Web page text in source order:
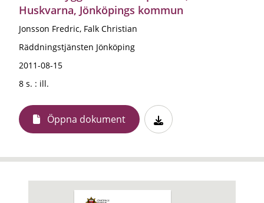
Huskvarna, Jönköpings kommun
Jonsson Fredric, Falk Christian
Räddningstjänsten Jönköping
2011-08-15
8 s. : ill.
Öppna dokument